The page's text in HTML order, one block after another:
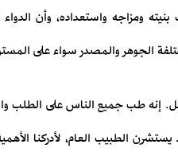
ومزاجه واستعداده، وأن
الجوهر والمصدر سواء على
طب جميع الناس على الطلب
الطبيب العام، لأدركنا